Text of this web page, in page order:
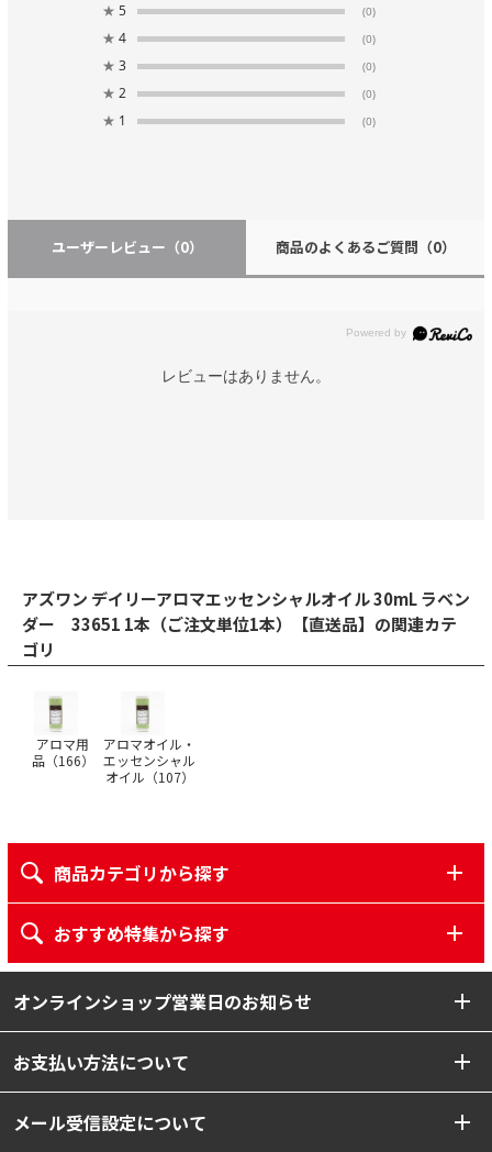
★ 5 (0)
★ 4 (0)
★ 3 (0)
★ 2 (0)
★ 1 (0)
ユーザーレビュー （0） 商品のよくあるご質問 （0）
レビューはありません。
アズワン デイリーアロマエッセンシャルオイル 30mL ラベン
ダー 33651 1本（ご注文単位1本）【直送品】の関連カテ
ゴリ
アロマ用
品（166）
アロマオイル・
エッセンシャル
オイル（107）
商品カテゴリから探す
おすすめ特集から探す
オンラインショップ営業日のお知らせ
お支払い方法について
メール受信設定について